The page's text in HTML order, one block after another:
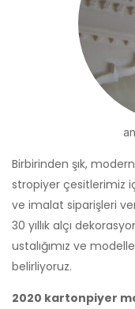
Birbirinden şık,
stropiyer çesitlerimiz
ve imalat siparişleri
30 yıllık alçı
ustalığımız ve
belirliyoruz.
2020 kartonpiyer